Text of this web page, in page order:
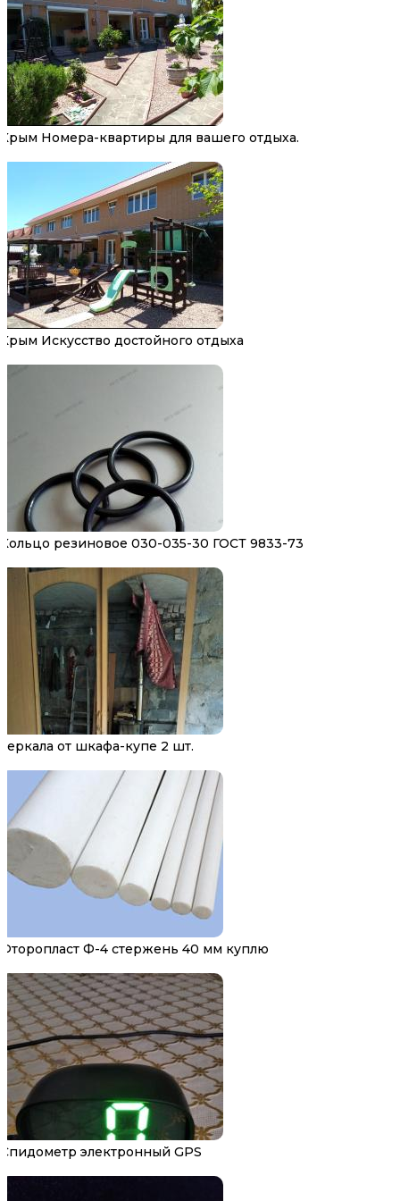
Крым Номера-квартиры для вашего отдыха.
Крым Искусство достойного отдыха
Кольцо резиновое 030-035-30 ГОСТ 9833-73
Зеркала от шкафа-купе 2 шт.
Фторопласт Ф-4 стержень 40 мм куплю
Спидометр электронный GPS